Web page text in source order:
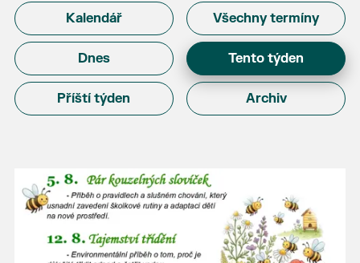
Kalendář Všechny termíny
Dnes Tento týden
Příští týden Archiv